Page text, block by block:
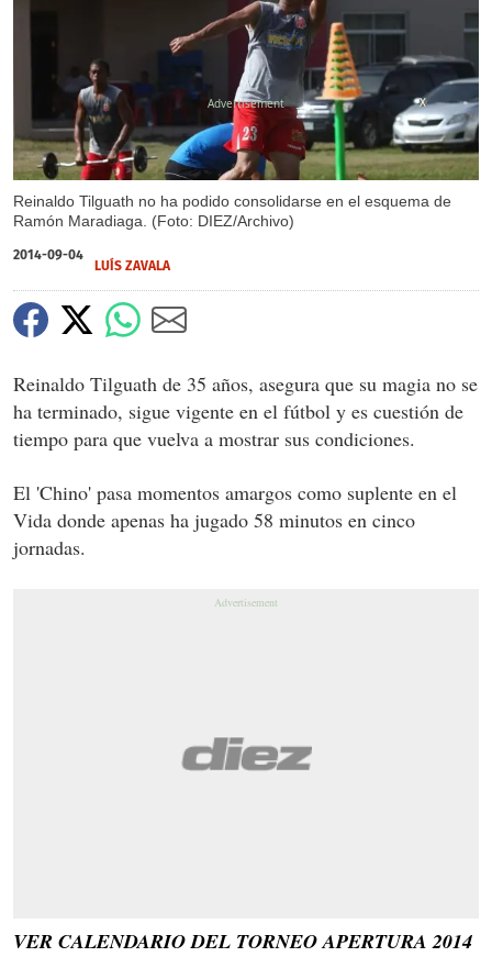
Reinaldo Tilguath no ha podido consolidarse en el esquema de
Ramón Maradiaga. (Foto: DIEZ/Archivo)
X
2014-09-04
LUÍS ZAVALA
Reinaldo Tilguath de 35 años, asegura que su magia no se
ha terminado, sigue vigente en el fútbol y es cuestión de
tiempo para que vuelva a mostrar sus condiciones.
El 'Chino' pasa momentos amargos como suplente en el
Vida donde apenas ha jugado 58 minutos en cinco
jornadas.
VER CALENDARIO DEL TORNEO APERTURA 2014